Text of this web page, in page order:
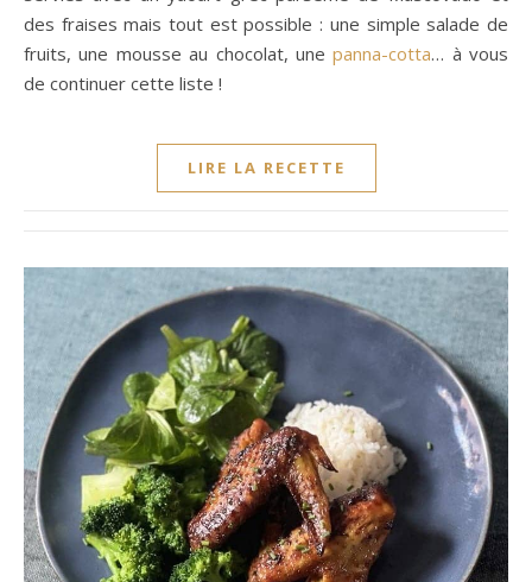
des fraises mais tout est possible : une simple salade de
fruits, une mousse au chocolat, unepanna-cotta… à vous
de continuer cette liste !
LIRE LA RECETTE